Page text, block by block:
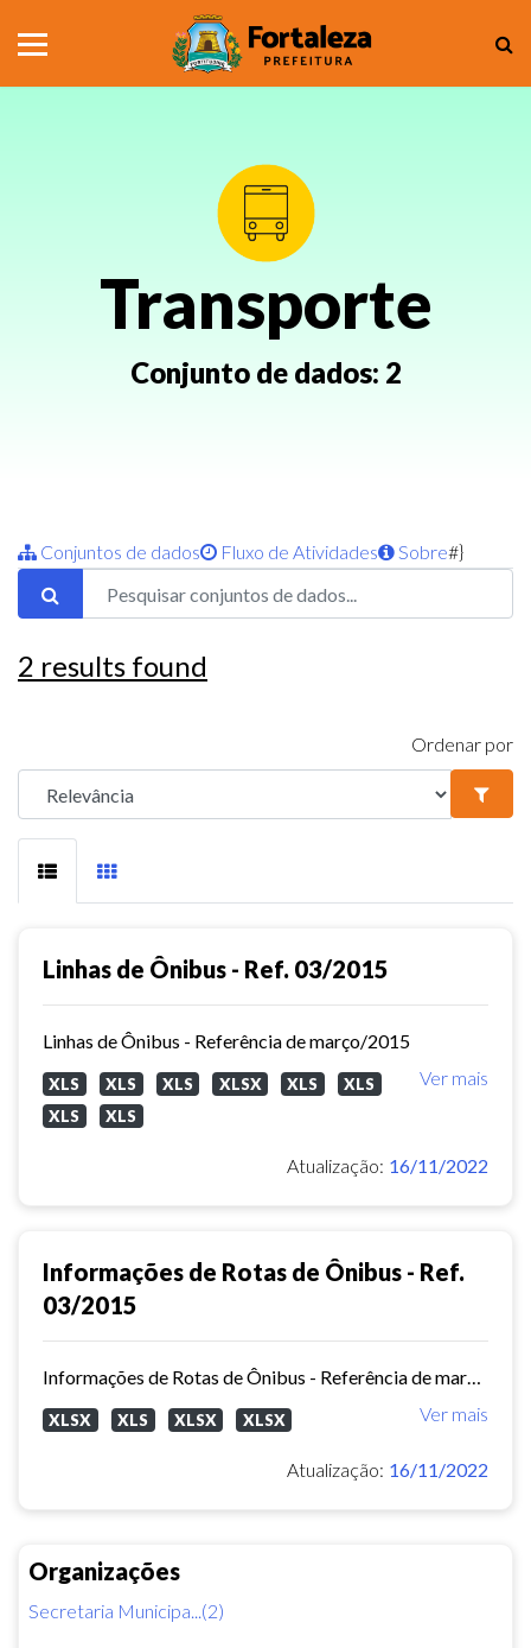
Transporte
Conjunto de dados: 2
Organizações
Secretaria Municipa...(2)
Conjuntos de dados Fluxo de Atividades Sobre#}
2 results found
Ordenar por
Linhas de Ônibus - Ref. 03/2015
Linhas de Ônibus - Referência de março/2015
Ver mais
XLS XLS XLS XLSX XLS
XLS
XLS
XLS
Atualização: 16/11/2022
Informações de Rotas de Ônibus - Ref.
03/2015
Ver mais
XLSX XLS XLSX XLSX
Atualização: 16/11/2022